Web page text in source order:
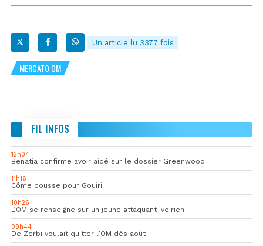
Un article lu 3377 fois
MERCATO OM
FIL INFOS
12h04
Benatia confirme avoir aidé sur le dossier Greenwood
11h16
Côme pousse pour Gouiri
10h26
L’OM se renseigne sur un jeune attaquant ivoirien
09h44
De Zerbi voulait quitter l’OM dès août